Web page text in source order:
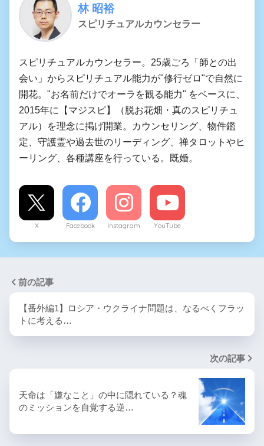
林 昭裕
スピリチュアルカウンセラー
スピリチュアルカウンセラー。25歳ごろ「師との出
会い」からスピリチュアル能力が"修行ゼロ"で自然に
開花。"お名前だけでオーラを観る能力" をベースに、
2015年に【マジスピ】（脱お花畑・真のスピリチュ
アル）を理念に掲げ開業。カウンセリング、物件鑑
定、守護霊や過去世のリーディング、禅タロットやヒ
ーリング、各種講座を行っている。既婚。
X Facebook Instagram YouTube
前の記事
【番外編1】ロシア・ウクライナ問題は、なるべくフラッ
トに考える…
次の記事
天命は「嫌なこと」の中に隠れている？魂
のミッションを自覚する逆…